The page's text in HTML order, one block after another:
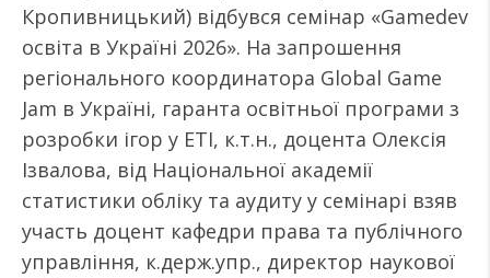
Кропивницький) відбувся семінар «Gamedev
освіта в Україні 2026». На запрошення
регіонального координатора Global Game
Jam в Україні, гаранта освітньої програми з
розробки ігор у ЕТІ, к.т.н., доцента Олексія
Ізвалова, від Національної академії
статистики обліку та аудиту у семінарі взяв
участь доцент кафедри права та публічного
управління, к.держ.упр., директор наукової